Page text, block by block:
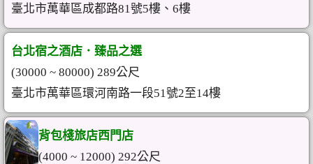
臺北市萬華區成都路81號5樓、6樓
台北宿之酒店．臻品之選
(30000 ~ 80000) 289公尺
臺北市萬華區環河南路一段51號2至14樓
背包棧旅店西門店
(4000 ~ 12000) 292公尺